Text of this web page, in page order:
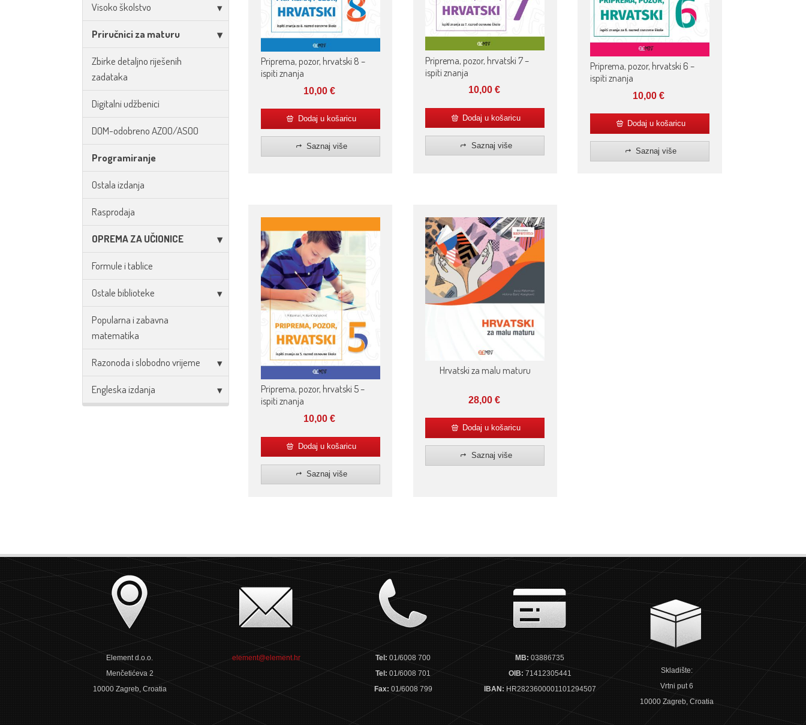
Visoko školstvo
Priručnici za maturu
Zbirke detaljno riješenih
zadataka
Digitalni udžbenici
DOM-odobreno AZOO/ASOO
Programiranje
Ostala izdanja
Rasprodaja
OPREMA ZA UČIONICE
Formule i tablice
Ostale biblioteke
Popularna i zabavna
matematika
Razonoda i slobodno vrijeme
Engleska izdanja
Priprema, pozor, hrvatski 8 –
ispiti znanja
10,00€
Dodaj u košaricu
Saznaj više
Priprema, pozor, hrvatski 7 –
ispiti znanja
10,00 €
Dodaj u košaricu
Saznaj više
Priprema, pozor, hrvatski 6 –
ispiti znanja
10,00€
Dodaj u košaricu
Saznaj više
Priprema, pozor, hrvatski 5 –
ispiti znanja
10,00€
Dodaj u košaricu
Saznaj više
Hrvatski za malu maturu
28,00 €
Dodaj u košaricu
Saznaj više
Element d.o.o.
Menčetićeva 2
10000 Zagreb, Croatia
element@element.hr Tel: 01/6008 700
Tel: 01/6008 701
Fax: 01/6008 799
MB: 03886735
OIB: 71412305441
IBAN: HR2823600001101294507
Skladište:
Vrtni put 6
10000 Zagreb, Croatia